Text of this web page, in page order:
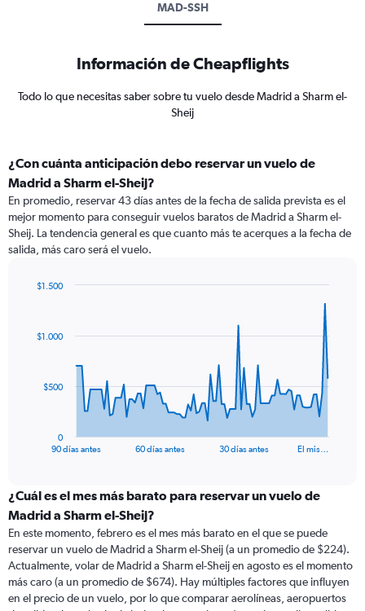
MAD-SSH
Información de Cheapflights
Todo lo que necesitas saber sobre tu vuelo desde Madrid a Sharm el-
Sheij
¿Con cuánta anticipación debo reservar un vuelo de
Madrid a Sharm el-Sheij?
En promedio, reservar 43 días antes de la fecha de salida prevista es el
mejor momento para conseguir vuelos baratos de Madrid a Sharm el-
Sheij. La tendencia general es que cuanto más te acerques a la fecha de
salida, más caro será el vuelo.
data
The
categories.
Range:
categories.
The
chart
has
1
90 días antes 60 días antes 30 días antes El mis…
0
$500
$1.000
$1.500
¿Cuál es el mes más barato para reservar un vuelo de
Madrid a Sharm el-Sheij?
En este momento, febrero es el mes más barato en el que se puede
reservar un vuelo de Madrid a Sharm el-Sheij (a un promedio de $224).
Actualmente, volar de Madrid a Sharm el-Sheij en agosto es el momento
más caro (a un promedio de $674). Hay múltiples factores que influyen
en el precio de un vuelo, por lo que comparar aerolíneas, aeropuertos